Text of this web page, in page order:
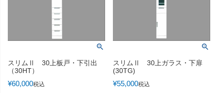
スリムⅡ 30上板戸・下引出
（30HT）
¥60,000税込
スリムⅡ 30上ガラス・下扉
(30TG)
¥55,000税込